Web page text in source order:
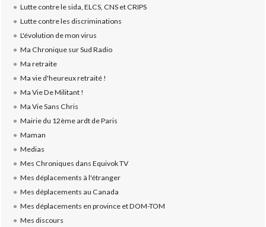
Lutte contre le sida, ELCS, CNS et CRIPS
Lutte contre les discriminations
L'évolution de mon virus
Ma Chronique sur Sud Radio
Ma retraite
Ma vie d'heureux retraité !
Ma Vie De Militant !
Ma Vie Sans Chris
Mairie du 12ème ardt de Paris
Maman
Medias
Mes Chroniques dans Equivok TV
Mes déplacements à l'étranger
Mes déplacements au Canada
Mes déplacements en province et DOM-TOM
Mes discours